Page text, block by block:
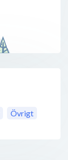
Övrigt